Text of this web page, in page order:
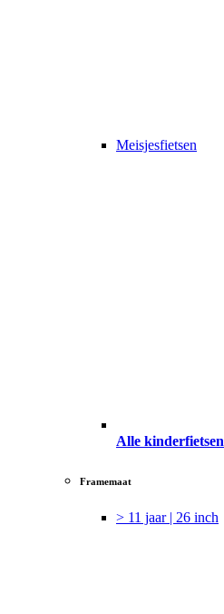
Meisjesfietsen
Alle kinderfietsen
Framemaat
> 11 jaar | 26 inch